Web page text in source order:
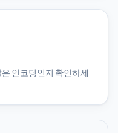
인코딩인지 확인하세